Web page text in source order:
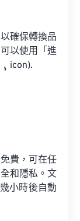
確保轉換品
以使用「進
icon).
費，可在任
和隱私。文
小時後自動